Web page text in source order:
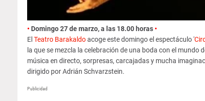
• Domingo 27 de marzo, a las 18.00 horas •
El Teatro Barakaldoacoge este domingo el espectáculo '
la que se mezcla la celebración de una boda con el
música en directo, sorpresas, carcajadas y mucha
dirigido por Adrián Schvarzstein.
Publicidad